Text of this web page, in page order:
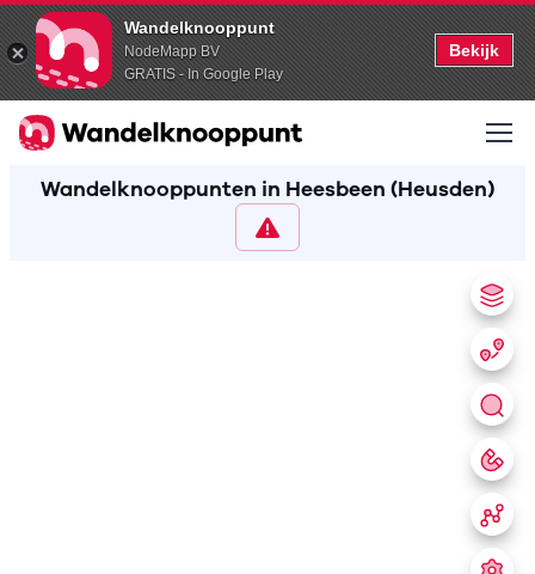
Wandelknooppunt
NodeMapp BV
GRATIS - In Google Play
Bekijk
Wandelknooppunten in Heesbeen (Heusden)